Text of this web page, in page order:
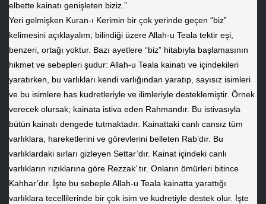
elbette kainatı genişleten biziz.”
Yeri gelmişken Kuran-ı Kerimin bir çok yerinde geçen “biz”
kelimesini açıklayalım; bilindiği üzere Allah-u Teala tektir eşi,
benzeri, ortağı yoktur. Bazı ayetlere “biz” hitabıyla başlamasının
hikmet ve sebepleri şudur: Allah-u Teala kainatı ve içindekileri
yaratırken, bu varlıkları kendi varlığından yaratıp, sayısız isimleri
ve bu isimlere has kudretleriyle ve ilimleriyle desteklemiştir. Örnek
verecek olursak; kainata istiva eden Rahmandır. Bu istivasıyla
bütün kainatı dengede tutmaktadır. Kainattaki canlı cansız tüm
varlıklara, hareketlerini ve görevlerini belleten Rab’dır. Bu
varlıklardaki sırları gizleyen Settar’dır. Kainat içindeki canlı
varlıkların rızıklarına göre Rezzak’ tır. Onların ömürleri bitince
Kahhar’dır. İşte bu sebeple Allah-u Teala kainatta yarattığı
varlıklara tecellilerinde bir çok isim ve kudretiyle destek olur. İşte